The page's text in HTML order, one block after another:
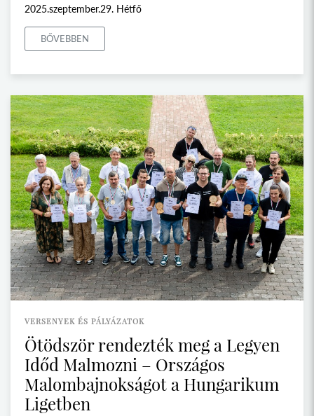
2025.szeptember.29. Hétfő
BŐVEBBEN
VERSENYEK ÉS PÁLYÁZATOK
Ötödször rendezték meg a Legyen
Időd Malmozni – Országos
Malombajnokságot a Hungarikum
Ligetben